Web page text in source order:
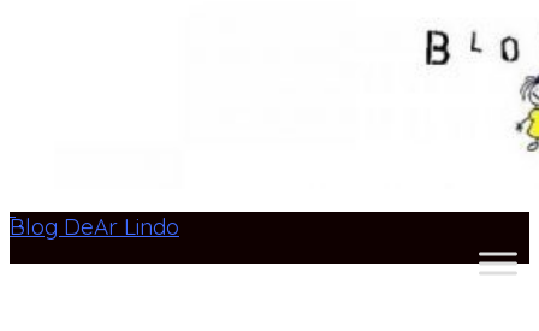
Blog DeAr Lindo